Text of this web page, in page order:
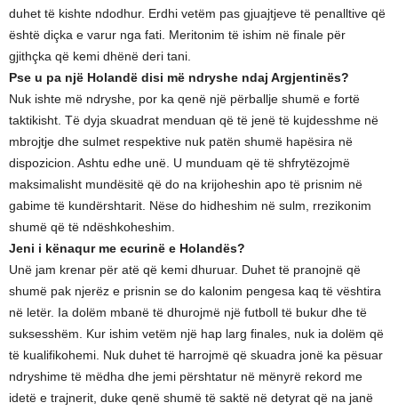
duhet të kishte ndodhur. Erdhi vetëm pas gjuajtjeve të penalltive që
është diçka e varur nga fati. Meritonim të ishim në finale për
gjithçka që kemi dhënë deri tani.
Pse u pa një Holandë disi më ndryshe ndaj Argjentinës?
Nuk ishte më ndryshe, por ka qenë një përballje shumë e fortë
taktikisht. Të dyja skuadrat menduan që të jenë të kujdesshme në
mbrojtje dhe sulmet respektive nuk patën shumë hapësira në
dispozicion. Ashtu edhe unë. U munduam që të shfrytëzojmë
maksimalisht mundësitë që do na krijoheshin apo të prisnim në
gabime të kundërshtarit. Nëse do hidheshim në sulm, rrezikonim
shumë që të ndëshkoheshim.
Jeni i kënaqur me ecurinë e Holandës?
Unë jam krenar për atë që kemi dhuruar. Duhet të pranojnë që
shumë pak njerëz e prisnin se do kalonim pengesa kaq të vështira
në letër. Ia dolëm mbanë të dhurojmë një futboll të bukur dhe të
suksesshëm. Kur ishim vetëm një hap larg finales, nuk ia dolëm që
të kualifikohemi. Nuk duhet të harrojmë që skuadra jonë ka pësuar
ndryshime të mëdha dhe jemi përshtatur në mënyrë rekord me
idetë e trajnerit, duke qenë shumë të saktë në detyrat që na janë